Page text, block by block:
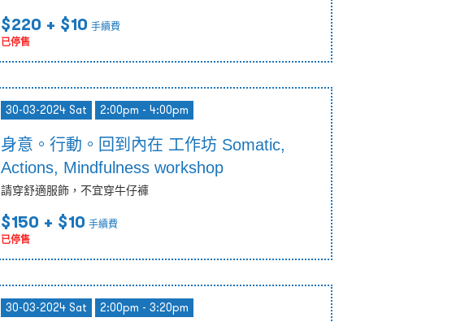
$220 + $10 手續費
已停售
30-03-2024 Sat 2:00pm - 4:00pm
身意。行動。回到內在 工作坊 Somatic,
Actions, Mindfulness workshop
請穿舒適服飾，不宜穿牛仔褲
$150 + $10 手續費
已停售
30-03-2024 Sat 2:00pm - 3:20pm